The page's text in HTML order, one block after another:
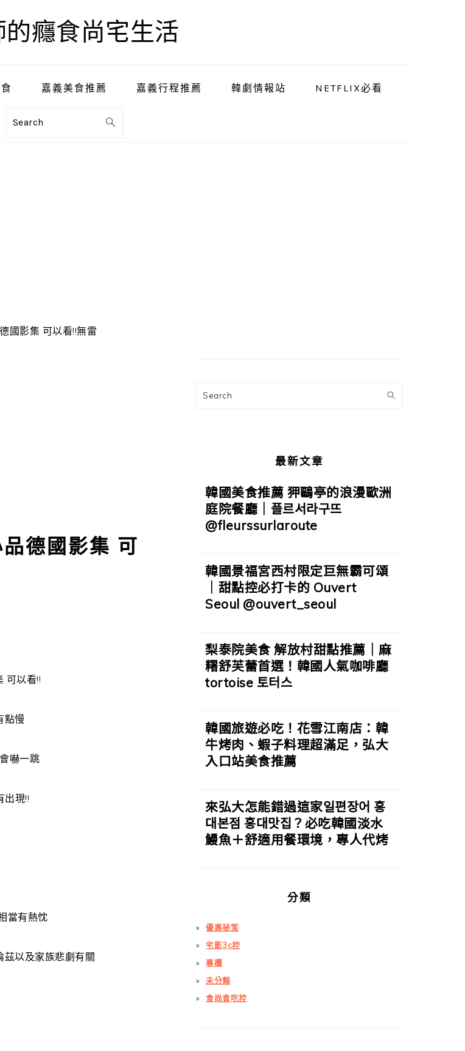
的癮食尚宅生活
嘉義美食推薦 嘉義行程推薦 韓劇情報站 NETFLIX必看
Search
國影集 可以看!!無雷
德國影集 可
可以看!!
點慢
嚇一跳
出現!!
當有熱忱
以及家族悲劇有關
欄
Search
最新文章
韓國美食推薦 狎鷗亭的浪漫歐洲
庭院餐廳｜플르서라구뜨
@fleurssurlaroute
韓國景福宮西村限定巨無霸可頌
｜甜點控必打卡的 Ouvert
Seoul @ouvert_seoul
梨泰院美食 解放村甜點推薦｜麻
糬舒芙蕾首選！韓國人氣咖啡廳
tortoise 토터스
韓國旅遊必吃！花雪江南店：韓
牛烤肉、蝦子料理超滿足，弘大
入口站美食推薦
來弘大怎能錯過這家일편장어 홍
대본점 홍대맛집？必吃韓國淡水
鰻魚＋舒適用餐環境，專人代烤
分類
優惠祕笈
宅影3c控
專欄
未分類
食尚貪吃控